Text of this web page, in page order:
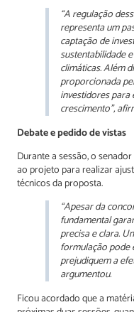
“A regulação
representa um
captação de
sustentabilidade
climáticas. Além
proporcionada
investidores para
crescimento”,
Debate e pedido de vistas
Durante a sessão, o
ao projeto para realizar
técnicos da proposta.
“Apesar da
fundamental
precisa e clara.
formulação pode
prejudiquem a
argumentou.
Ficou acordado que a